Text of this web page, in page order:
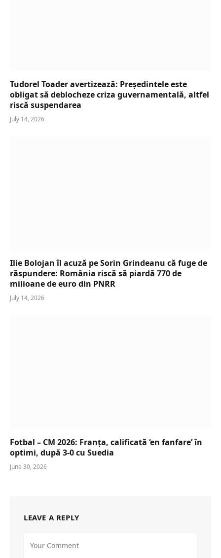
Tudorel Toader avertizează: Președintele este
obligat să deblocheze criza guvernamentală, altfel
riscă suspendarea
July 14, 2026
Ilie Bolojan îl acuză pe Sorin Grindeanu că fuge de
răspundere: România riscă să piardă 770 de
milioane de euro din PNRR
July 14, 2026
Fotbal – CM 2026: Franța, calificată ‘en fanfare’ în
optimi, după 3-0 cu Suedia
June 30, 2026
LEAVE A REPLY